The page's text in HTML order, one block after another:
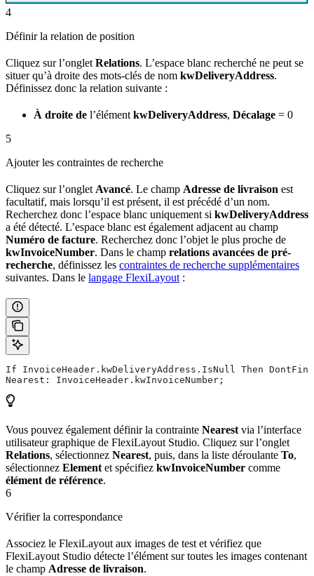
4
Définir la relation de position
Cliquez sur l’onglet Relations. L’espace blanc recherché ne peut se
situer qu’à droite des mots-clés de nom kwDeliveryAddress.
Définissez donc la relation suivante :
À droite de l’élément kwDeliveryAddress, Décalage = 0
5
Ajouter les contraintes de recherche
Cliquez sur l’onglet Avancé. Le champ Adresse de livraison est
facultatif, mais lorsqu’il est présent, il est précédé d’un nom.
Recherchez donc l’espace blanc uniquement si kwDeliveryAddress
a été détecté. L’espace blanc est également adjacent au champ
Numéro de facture. Recherchez donc l’objet le plus proche de
kwInvoiceNumber. Dans le champ relations avancées de pré-
recherche, définissez les contraintes de recherche supplémentaires
suivantes. Dans le langage FlexiLayout :
If InvoiceHeader.kwDeliveryAddress.IsNull Then
Nearest: InvoiceHeader.kwInvoiceNumber;
Vous pouvez également définir la contrainte Nearest via l’interface
utilisateur graphique de FlexiLayout Studio. Cliquez sur l’onglet
Relations, sélectionnez Nearest, puis, dans la liste déroulante To,
sélectionnez Element et spécifiez kwInvoiceNumber comme
élément de référence.
6
Vérifier la correspondance
Associez le FlexiLayout aux images de test et vérifiez que
FlexiLayout Studio détecte l’élément sur toutes les images contenant
le champ Adresse de livraison.